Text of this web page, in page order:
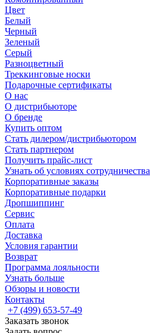
Цвет
Белый
Черный
Зеленый
Серый
Разноцветный
Треккинговые носки
Подарочные сертификаты
О нас
О дистрибьюторе
О бренде
Купить оптом
Стать дилером/дистрибьютором
Стать партнером
Получить прайс-лист
Узнать об условиях сотрудничества
Корпоративные заказы
Корпоративные подарки
Дропшиппинг
Сервис
Оплата
Доставка
Условия гарантии
Возврат
Программа лояльности
Узнать больше
Обзоры и новости
Контакты
+7 (499) 653-57-49
Заказать звонок